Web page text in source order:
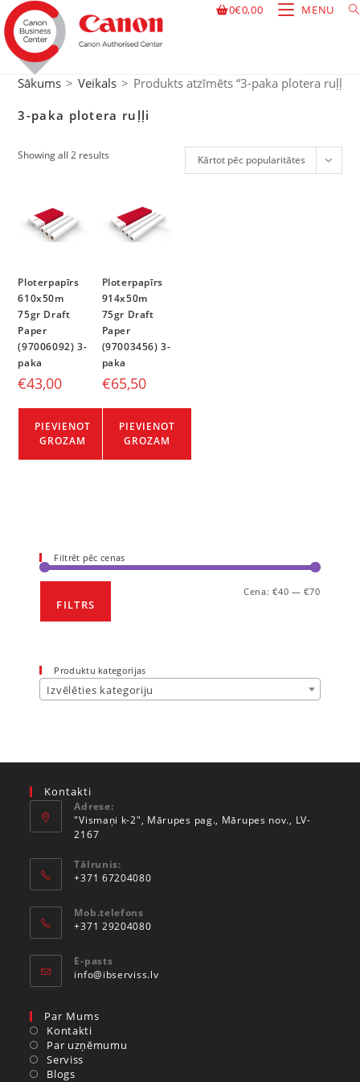
0€0,00 MENU
Sākums > Veikals > Produkts atzīmēts “3-paka plotera ruļļi”
3-paka plotera ruļļi
Showing all 2 results Kārtot pēc popularitātes
Ploterpapīrs
610x50m
75gr Draft
Paper
(97006092) 3-
paka
€43,00
PIEVIENOT
GROZAM
Ploterpapīrs
914x50m
75gr Draft
Paper
(97003456) 3-
paka
€65,50
PIEVIENOT
GROZAM
Filtrēt pēc cenas
FILTRS
Cena:€40 —€70
Produktu kategorijas
Izvēlēties kategoriju
Kontakti
Adrese:
"Vismaņi k-2", Mārupes pag., Mārupes nov., LV-
2167
Tālrunis:
+371 67204080
Mob.telefons
+371 29204080
E-pasts
info@ibserviss.lv
Par Mums
Kontakti
Par uzņēmumu
Serviss
Blogs